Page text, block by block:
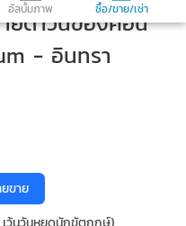
อัลบั้มภาพ ซื้อ/ขาย/เช่า
ยดาวน์ของคอน
- อินทรา
ขาย